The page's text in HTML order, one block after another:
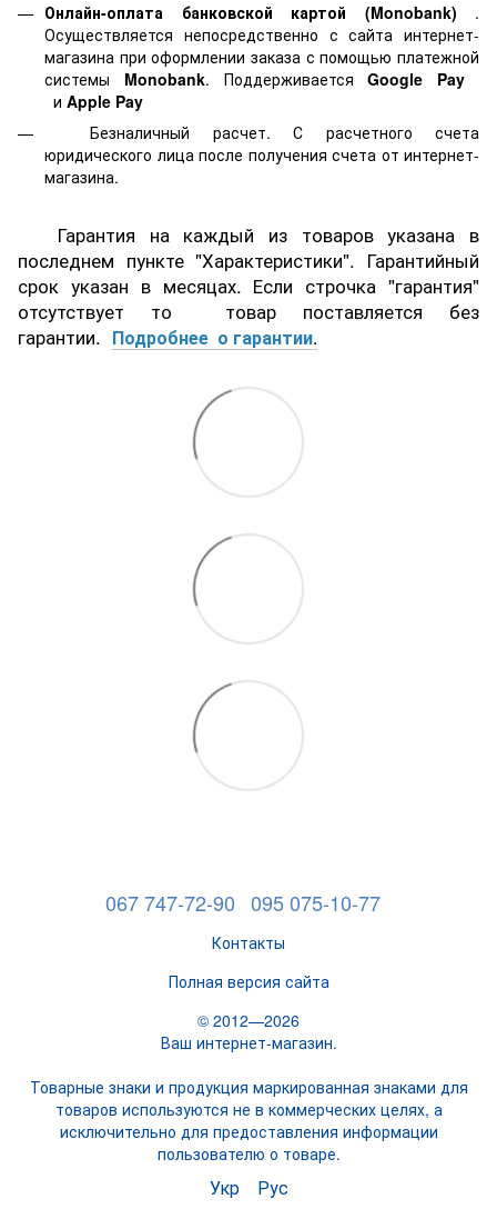
Онлайн-оплата банковской картой
(Monobank) .
Осуществляется непосредственно с сайта интернет-
магазина при оформлении заказа с помощью платежной
системы Monobank. ПоддерживаетсяGoogle Pay
и Apple Pay
Безналичный расчет. С расчетного счета
юридического лица после получения счета от интернет-
магазина.
Гарантия на каждый из товаров указана в
последнем пункте "Характеристики". Гарантийный
срок указан в месяцах. Если строчка "гарантия"
отсутствует то товар поставляется без
гарантии. Подробнее о гарантии.
067 747-72-90 095 075-10-77
Контакты
Полная версия сайта
© 2012—2026
Ваш интернет-магазин.
Товарные знаки и продукция маркированная знаками для
товаров используются не в коммерческих целях, а
исключительно для предоставления информации
пользователю о товаре.
Укр Рус